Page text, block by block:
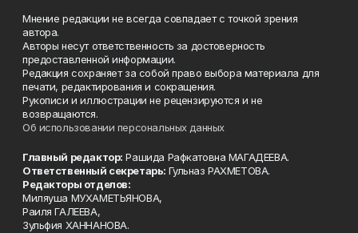
Мнение редакции не всегда совпадает с точкой зрения
автора.
Авторы несут ответственность за достоверность
предоставленной информации.
Редакция сохраняет за собой право выбора материала для
печати, редактирования и сокращения.
Рукописи и иллюстрации не рецензируются и не
возвращаются.
Об использовании персональных данных
Главный редактор: Рашида Рафкатовна МАГАДЕЕВА.
Ответственный секретарь: Гульназ РАХМЕТОВА.
Редакторы отделов:
Миляуша МУХАМЕТЬЯНОВА,
Раиля ГАЛЕЕВА,
Зульфия ХАННАНОВА.